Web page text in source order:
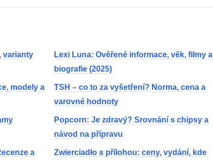
varianty
Lexi Luna: Ověřené informace, věk, filmy a
biografie (2025)
modely a
TSH – co to za vyšetření? Norma, cena a
varovné hodnoty
Popcorn: Je zdravý? Srovnání s chipsy a
návod na přípravu
a
Zwierciadło s přílohou: ceny, vydání, kde